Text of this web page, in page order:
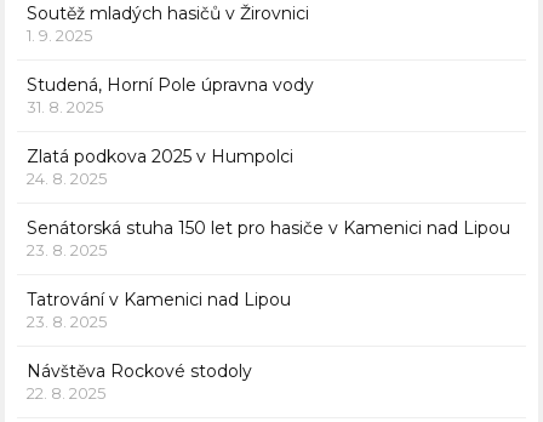
Soutěž mladých hasičů v Žirovnici
1. 9. 2025
Studená, Horní Pole úpravna vody
31. 8. 2025
Zlatá podkova 2025 v Humpolci
24. 8. 2025
Senátorská stuha 150 let pro hasiče v Kamenici nad Lipou
23. 8. 2025
Tatrování v Kamenici nad Lipou
23. 8. 2025
Návštěva Rockové stodoly
22. 8. 2025